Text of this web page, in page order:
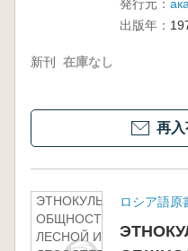
発行元：
出版年：
新刊 在庫なし
再
ЭТНОКУЛЬТУРНЫЕ
ОБЩНОСТИ
ЛЕСНОЙ И
ロシア語原